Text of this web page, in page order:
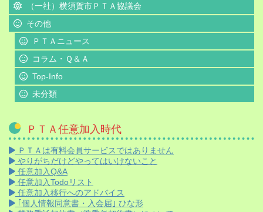
（一社）横須賀市ＰＴＡ協議会
その他
ＰＴＡニュース
コラム・Ｑ＆Ａ
Top-Info
未分類
ＰＴＡ任意加入時代
ＰＴＡは有料会員サービスではありません
やりがちだけどやってはいけないこと
任意加入Q&A
任意加入Todoリスト
任意加入移行へのアドバイス
｢個人情報同意書・入会届｣ ひな形